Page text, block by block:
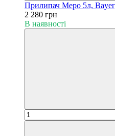
Прилипач Меро 5л, Bayer
2 280 грн
В наявності